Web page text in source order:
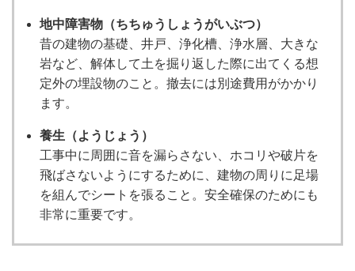
地中障害物（ちちゅうしょうがいぶつ）
昔の建物の基礎、井戸、浄化槽、浄水層、大きな
岩など、解体して土を掘り返した際に出てくる想
定外の埋設物のこと。撤去には別途費用がかかり
ます。
養生（ようじょう）
工事中に周囲に音を漏らさない、ホコリや破片を
飛ばさないようにするために、建物の周りに足場
を組んでシートを張ること。安全確保のためにも
非常に重要です。